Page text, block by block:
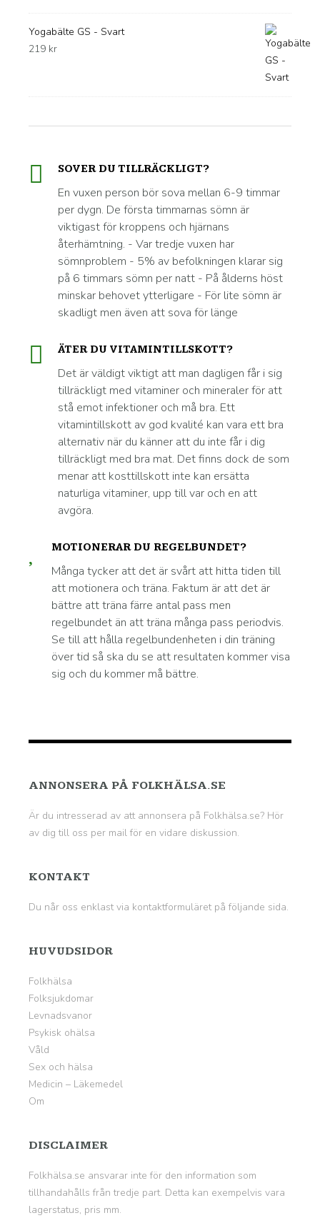
Yogabälte GS - Svart
219 kr
SOVER DU TILLRÄCKLIGT?
En vuxen person bör sova mellan 6-9 timmar
per dygn. De första timmarnas sömn är
viktigast för kroppens och hjärnans
återhämtning. - Var tredje vuxen har
sömnproblem - 5% av befolkningen klarar sig
på 6 timmars sömn per natt - På ålderns höst
minskar behovet ytterligare - För lite sömn är
skadligt men även att sova för länge
ÄTER DU VITAMINTILLSKOTT?
Det är väldigt viktigt att man dagligen får i sig
tillräckligt med vitaminer och mineraler för att
stå emot infektioner och må bra. Ett
vitamintillskott av god kvalité kan vara ett bra
alternativ när du känner att du inte får i dig
tillräckligt med bra mat. Det finns dock de som
menar att kosttillskott inte kan ersätta
naturliga vitaminer, upp till var och en att
avgöra.
MOTIONERAR DU REGELBUNDET?
Många tycker att det är svårt att hitta tiden till
att motionera och träna. Faktum är att det är
bättre att träna färre antal pass men
regelbundet än att träna många pass periodvis.
Se till att hålla regelbundenheten i din träning
över tid så ska du se att resultaten kommer visa
sig och du kommer må bättre.
ANNONSERA PÅ FOLKHÄLSA.SE
Är du intresserad av att annonsera på Folkhälsa.se? Hör
av dig till oss per mail för en vidare diskussion.
KONTAKT
Du når oss enklast via kontaktformuläret på följande sida.
HUVUDSIDOR
Folkhälsa
Folksjukdomar
Levnadsvanor
Psykisk ohälsa
Våld
Sex och hälsa
Medicin – Läkemedel
Om
DISCLAIMER
Folkhälsa.se ansvarar inte för den information som
tillhandahålls från tredje part. Detta kan exempelvis vara
lagerstatus, pris mm.